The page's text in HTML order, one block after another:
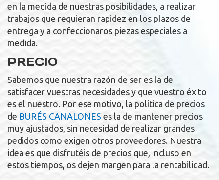
en la medida de nuestras posibilidades, a realizar
trabajos que requieran rapidez en los plazos de
entrega y a confeccionaros piezas especiales a
medida.
PRECIO
Sabemos que nuestra razón de ser es la de
satisfacer vuestras necesidades y que vuestro éxito
es el nuestro. Por ese motivo, la política de precios
de BURÉS CANALONES es la de mantener precios
muy ajustados, sin necesidad de realizar grandes
pedidos como exigen otros proveedores. Nuestra
idea es que disfrutéis de precios que, incluso en
estos tiempos, os dejen margen para la rentabilidad.